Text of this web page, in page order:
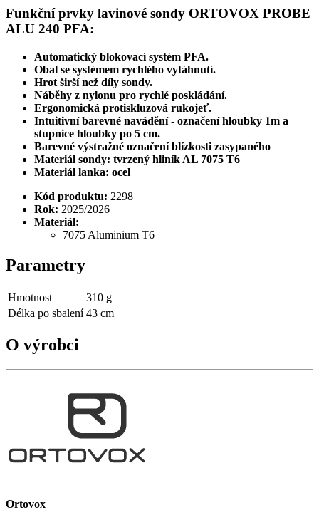
Funkční prvky lavinové sondy ORTOVOX PROBE
ALU 240 PFA:
Automatický blokovací systém PFA.
Obal se systémem rychlého vytáhnutí.
Hrot širší než díly sondy.
Náběhy z nylonu pro rychlé poskládání.
Ergonomická protiskluzová rukojeť.
Intuitivní barevné navádění - označení hloubky 1m a
stupnice hloubky po 5 cm.
Barevné výstražné označení blízkosti zasypaného
Materiál sondy: tvrzený hliník AL 7075 T6
Materiál lanka: ocel
Kód produktu: 2298
Rok: 2025/2026
Materiál:
7075 Aluminium T6
Parametry
Hmotnost
310 g
Délka po sbalení 43 cm
O výrobci
Ortovox